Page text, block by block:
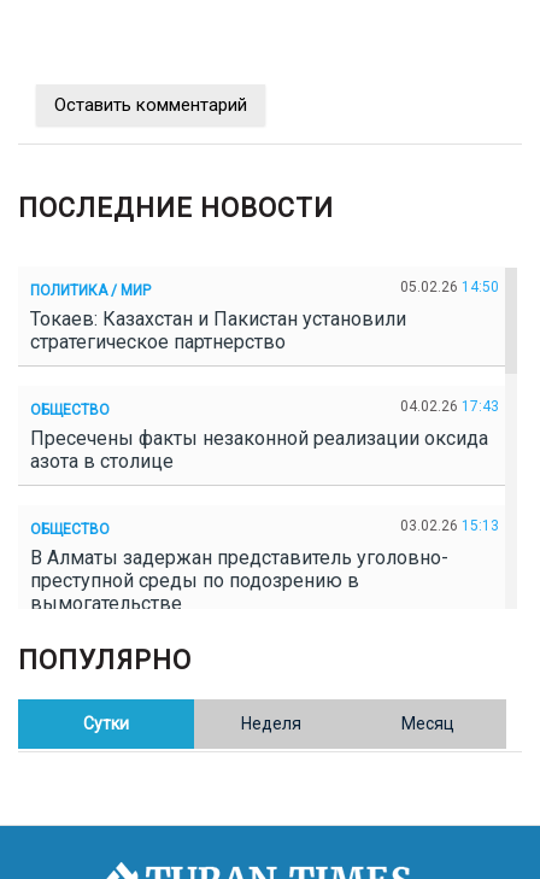
Оставить комментарий
ПОСЛЕДНИЕ НОВОСТИ
ПОЛИТИКА / МИР 05.02.26 14:50
Токаев: Казахстан и Пакистан установили
стратегическое партнерство
ОБЩЕСТВО 04.02.26 17:43
Пресечены факты незаконной реализации оксида
азота в столице
ОБЩЕСТВО 03.02.26 15:13
В Алматы задержан представитель уголовно-
преступной среды по подозрению в
вымогательстве
ОБЩЕСТВО
Полицейские пресекли незаконное выращивание
конопли в Таразе
Казахстан возглавил Договор о зоне, свободной от
ПОПУЛЯРНО
Сутки Неделя Месяц